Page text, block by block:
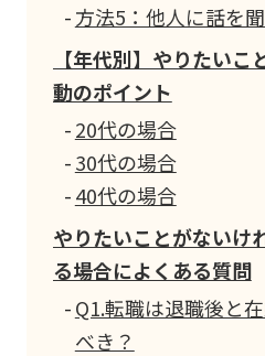
方法5：他人に話を
【年代別】やりたい
動のポイント
20代の場合
30代の場合
40代の場合
やりたいことがないけ
る場合によくある質問
Q1.転職は退職後と
べき？